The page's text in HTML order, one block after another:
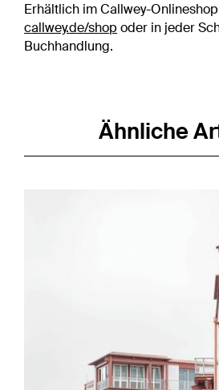
Erhältlich im Callwey-
callwey.de/shop oder in jeder
Buchhandlung.
Ähnliche